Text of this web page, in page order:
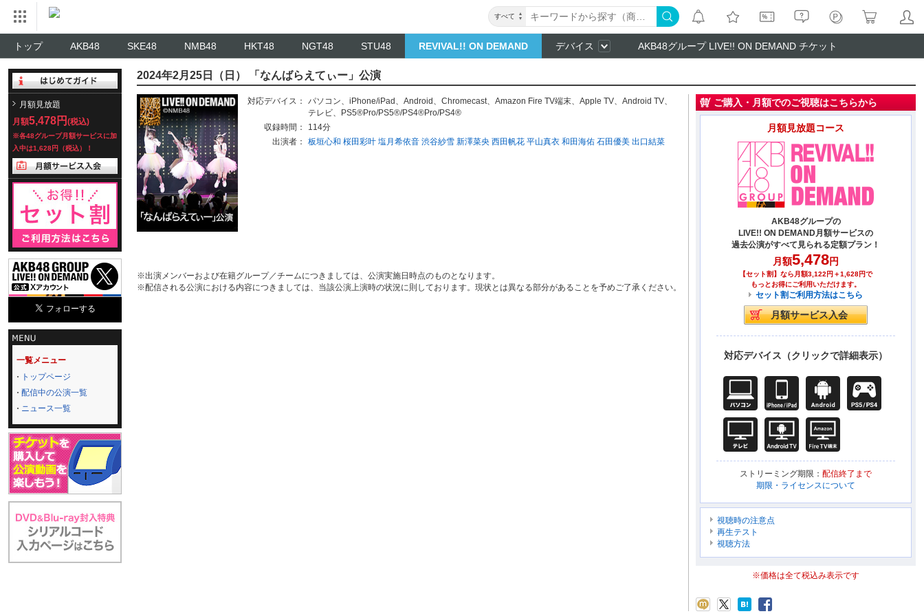
すべて
トップ AKB48 SKE48 NMB48 HKT48 NGT48 STU48 REVIVAL!! ON DEMAND デバイス AKB48グループ LIVE!! ON DEMAND チケット
月額見放題
月額5,478円 (税込)
※各48グループ月額サービスに加
入中は1,628円（税込）！
一覧メニュー
トップページ
配信中の公演一覧
ニュース一覧
2024年2月25日（日） 「なんばらえてぃー」公演
対応デバイス： パソコン、 iPhone/iPad 、 Android 、 Chromecast、 Amazon Fire TV端末、 Apple TV、 Android TV、
テレビ、
PS5®Pro/PS5®/PS4®Pro/PS4®
収録時間：
114分
出演者：
板垣心和 桜田彩叶 塩月希依音 渋谷紗雪 新澤菜央 西田帆花 平山真衣 和田海佑 石田優美 出口結菜
※出演メンバーおよび在籍グループ／チームにつきましては、公演実施日時点のものとなります。
※配信される公演における内容につきましては、当該公演上演時の状況に則しております。現状とは異なる部分があることを予めご了承ください。
ご購入・月額でのご視聴はこちらから
月額見放題コース
AKB48グループの
LIVE!! ON DEMAND月額サービスの
過去公演がすべて見られる定額プラン！
月額5,478円
【セット割】なら月額3,122円＋1,628円で
もっとお得にご利用いただけます。
セット割ご利用方法はこちら
対応デバイス（クリックで詳細表示）
ストリーミング期限： 配信終了まで
期限・ライセンスについて
視聴時の注意点
再生テスト
視聴方法
※価格は全て税込み表示です